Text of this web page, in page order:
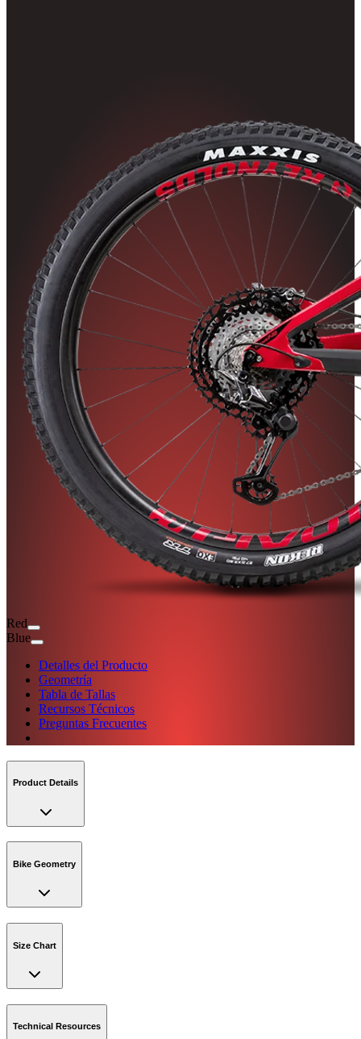
Red
Blue
Detalles del Producto
Geometría
Tabla de Tallas
Recursos Técnicos
Preguntas Frecuentes
Product Details
Bike Geometry
Size Chart
Technical Resources